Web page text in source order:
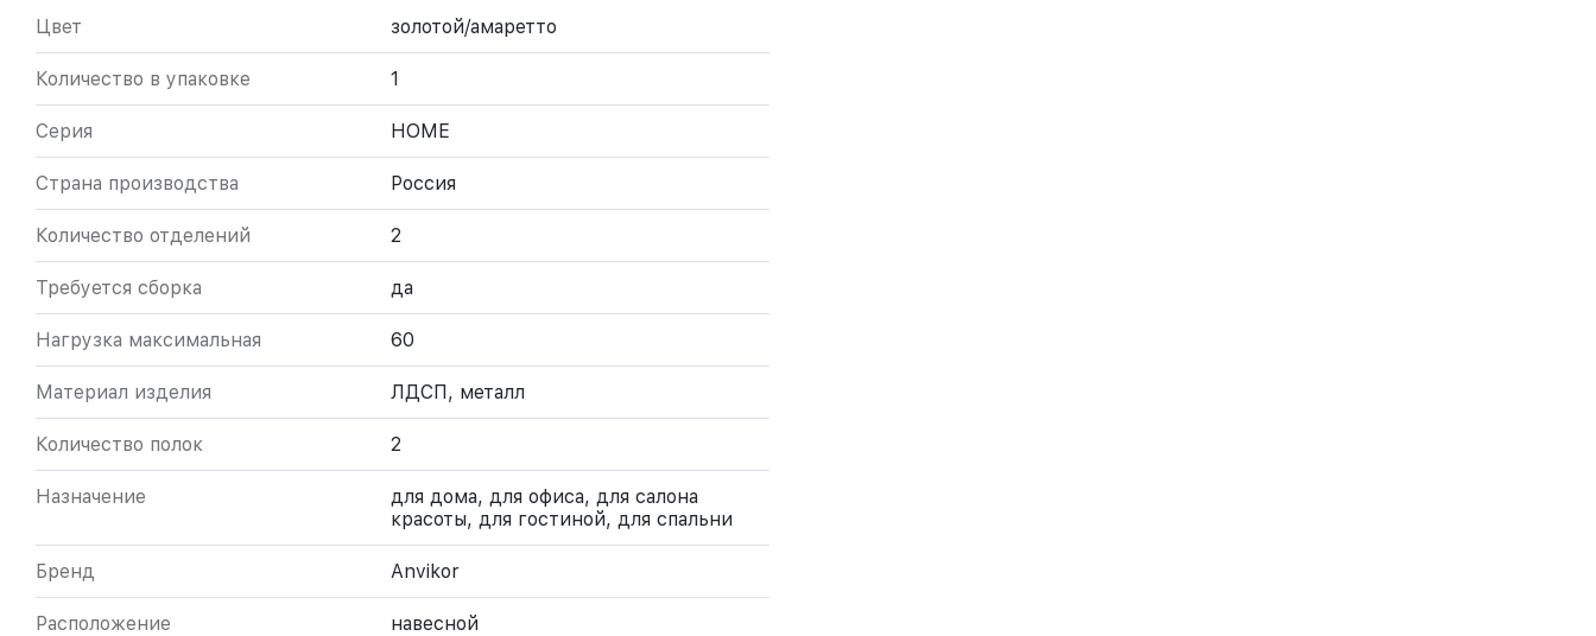
Цвет золотой/амаретто
Количество в упаковке 1
Серия HOME
Страна производства Россия
Количество отделений 2
Требуется сборка да
Нагрузка максимальная 60
Материал изделия ЛДСП, металл
Количество полок 2
Назначение
для дома, для офиса, для салона
красоты, для гостиной, для спальни
Бренд Anvikor
Расположение навесной